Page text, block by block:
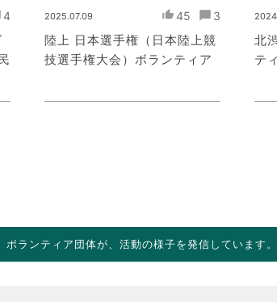
4 2025.07.09 45 3
陸上 日本選手権（日本陸上競
技選手権大会）ボランティア
北
テ
ボランティア団体が、活動の様子を発信しています